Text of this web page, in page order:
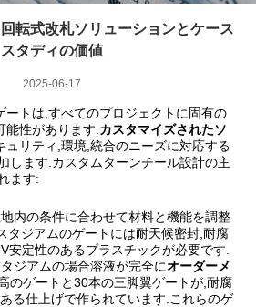
転式改札ソリューションとケース
スタディの価値
2025-06-17
ートは,すべてのプロジェクトに固有の
性があります. カスタマイズされたソ
ュリティ,環境,統合のニーズに対応する
します.カスタムターンチール設計の主
ます:
内の条件に合わせて材料と機能を調整
タジアムのゲートには耐天候密封,耐腐
安定性のあるプラスチックが必要です.
ジアムの場合溶液が完全にオーダーメ
のゲートと30本の三脚翼ゲートが,耐腐
る仕上げで作られています.これらのゲ